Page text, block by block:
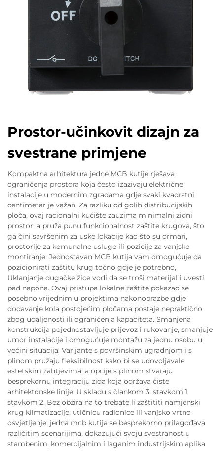
Prostor-učinkovit dizajn za
svestrane primjene
Kompaktna arhitektura jedne MCB kutije rješava
ograničenja prostora koja često izazivaju električne
instalacije u modernim zgradama gdje svaki kvadratni
centimetar je važan. Za razliku od golih distribucijskih
ploča, ovaj racionalni kućište zauzima minimalni zidni
prostor, a pruža punu funkcionalnost zaštite krugova, što
ga čini savršenim za uske lokacije kao što su ormari,
prostorije za komunalne usluge ili pozicije za vanjsko
montiranje. Jednostavan MCB kutija vam omogućuje da
pozicionirati zaštitu krug točno gdje je potrebno,
Uklanjanje dugačke žice vodi da se troši materijal i uvesti
pad napona. Ovaj pristupa lokalne zaštite pokazao se
posebno vrijednim u projektima nakonobrazbe gdje
dodavanje kola postojećim pločama postaje nepraktično
zbog udaljenosti ili ograničenja kapaciteta. Smanjena
konstrukcija pojednostavljuje prijevoz i rukovanje, smanjuje
umor instalacije i omogućuje montažu za jednu osobu u
većini situacija. Varijante s površinskim ugradnjom i s
plinom pružaju fleksibilnost kako bi se udovoljavale
estetskim zahtjevima, a opcije s plinom stvaraju
besprekornu integraciju zida koja održava čiste
arhitektonske linije. U skladu s člankom 3. stavkom 1.
stavkom 2. Bez obzira na to trebate li zaštititi namjenski
krug klimatizacije, utičnicu radionice ili vanjsko vrtno
osvjetljenje, jedna mcb kutija se besprekorno prilagođava
različitim scenarijima, dokazujući svoju svestranost u
stambenim, komercijalnim i laganim industrijskim aplika